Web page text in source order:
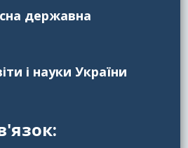
державна
і науки України